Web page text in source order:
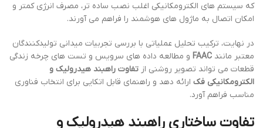
که سیستم های الکترومکانیکی اغلب نصب ساده تر، مصرف انرژی کمتر و
امکان اتصال به ماژول های هوشمند را فراهم می آورند.
در نهایت، ترکیب تحلیل عملیاتی با بررسی تجربیات میدانی تولیدکنندگان
معتبر مانند FAAC و مطالعه داده های سرویس و تست های چرخه زندگی
قطعات می تواند تصویر روشنی از تفاوت راهبند هیدرولیک و
الکترومکانیکی فک ارائه دهد و راهنمای قابل اتکایی برای انتخاب فناوری
مناسب فراهم آورد.
تفاوت ساختاری راهبند هیدرولیک و